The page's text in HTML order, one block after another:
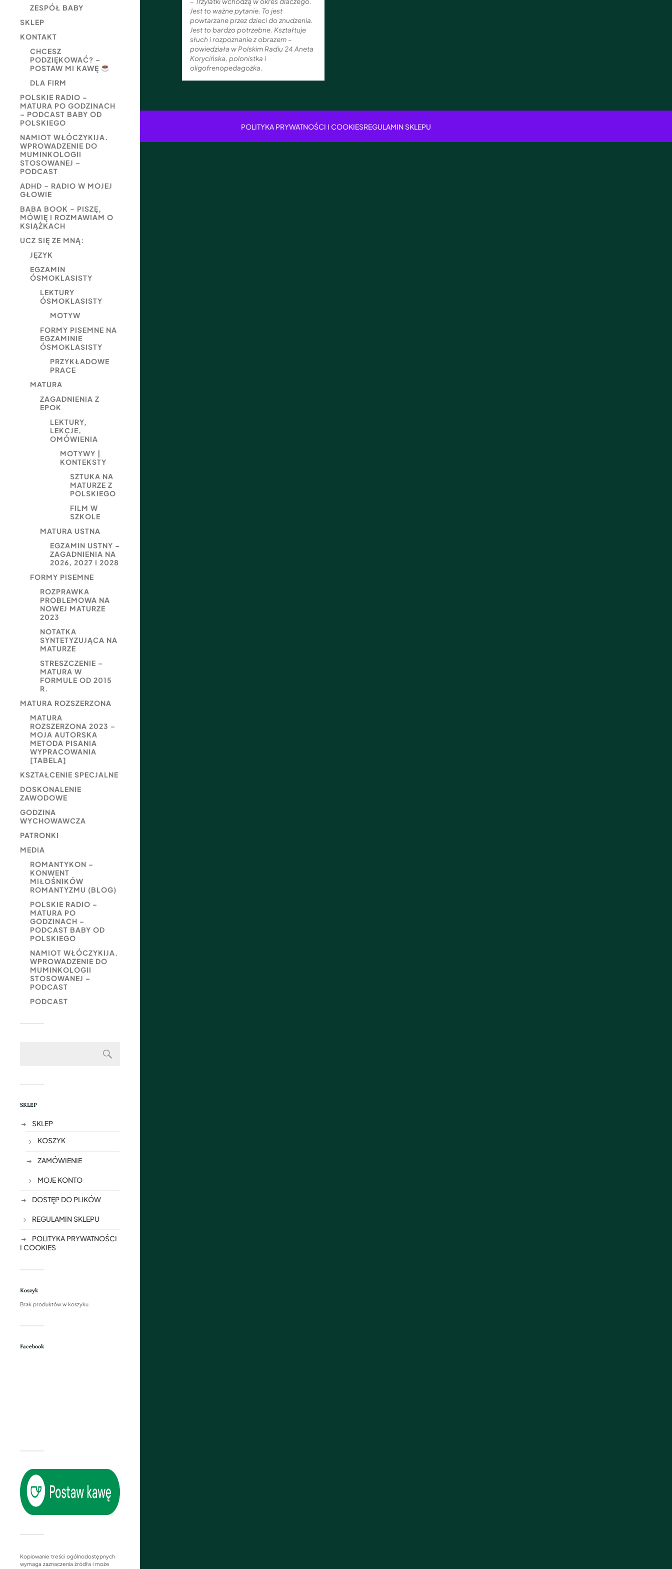
ZESPÓŁ BABY
SKLEP
KONTAKT
CHCESZ
PODZIĘKOWAĆ? –
POSTAW MI KAWĘ
DLA FIRM
POLSKIE RADIO –
MATURA PO GODZINACH
– PODCAST BABY OD
POLSKIEGO
NAMIOT WŁÓCZYKIJA.
WPROWADZENIE DO
MUMINKOLOGII
STOSOWANEJ –
PODCAST
ADHD – RADIO W MOJEJ
GŁOWIE
BABA BOOK – PISZĘ,
MÓWIĘ I ROZMAWIAM O
KSIĄŻKACH
UCZ SIĘ ZE MNĄ:
JĘZYK
EGZAMIN
ÓSMOKLASISTY
LEKTURY
ÓSMOKLASISTY
MOTYW
FORMY PISEMNE NA
EGZAMINIE
ÓSMOKLASISTY
PRZYKŁADOWE
PRACE
MATURA
ZAGADNIENIA Z
EPOK
LEKTURY,
LEKCJE,
OMÓWIENIA
MOTYWY |
KONTEKSTY
SZTUKA NA
MATURZE Z
POLSKIEGO
FILM W
SZKOLE
MATURA USTNA
EGZAMIN USTNY –
ZAGADNIENIA NA
2026, 2027 I 2028
FORMY PISEMNE
ROZPRAWKA
PROBLEMOWA NA
NOWEJ MATURZE
2023
NOTATKA
SYNTETYZUJĄCA NA
MATURZE
STRESZCZENIE –
MATURA W
FORMULE OD 2015
R.
MATURA ROZSZERZONA
MATURA
ROZSZERZONA 2023 –
MOJA AUTORSKA
METODA PISANIA
WYPRACOWANIA
[TABELA]
KSZTAŁCENIE SPECJALNE
DOSKONALENIE
ZAWODOWE
GODZINA
WYCHOWAWCZA
PATRONKI
MEDIA
ROMANTYKON –
KONWENT
MIŁOŚNIKÓW
ROMANTYZMU (BLOG)
POLSKIE RADIO –
MATURA PO
GODZINACH –
PODCAST BABY OD
POLSKIEGO
NAMIOT WŁÓCZYKIJA.
WPROWADZENIE DO
MUMINKOLOGII
STOSOWANEJ –
PODCAST
PODCAST
SKLEP
SKLEP
KOSZYK
ZAMÓWIENIE
MOJE KONTO
DOSTĘP DO PLIKÓW
REGULAMIN SKLEPU
POLITYKA PRYWATNOŚCI
I COOKIES
Koszyk
Brak produktów w koszyku.
Facebook
Kopiowanie treści ogólnodostępnych
wymaga zaznaczenia źródła i może
Jest to ważne pytanie. To jest
powtarzane przez dzieci do znudzenia.
Jest to bardzo potrzebne. Kształtuje
słuch i rozpoznanie z obrazem –
powiedziała w Polskim Radiu 24 Aneta
Korycińska, polonistka i
oligofrenopedagożka.
POLITYKA PRYWATNOŚCI I COOKIESREGULAMIN SKLEPU